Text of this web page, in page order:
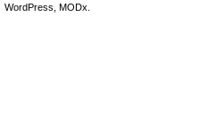
WordPress, MODx.